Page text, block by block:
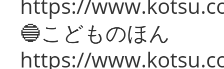
https://
🔵こどものほん
https://